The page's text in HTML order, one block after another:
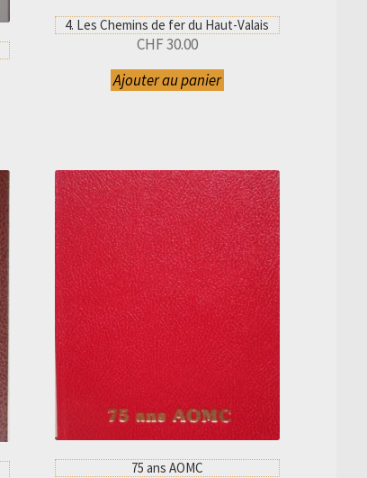
4. Les Chemins de fer du Haut-Valais
CHF30.00
Ajouter au panier
75 ans AOMC